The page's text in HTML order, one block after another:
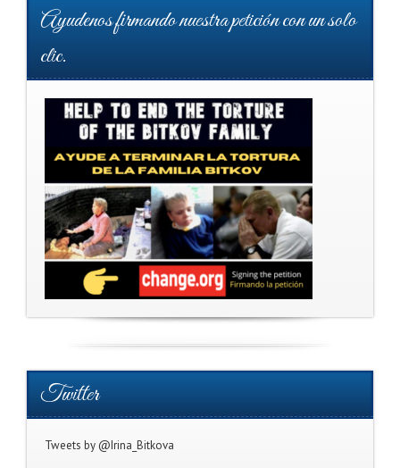
Ayudenos firmando nuestra petición con un solo
clic.
Twitter
Tweets by @Irina_Bitkova